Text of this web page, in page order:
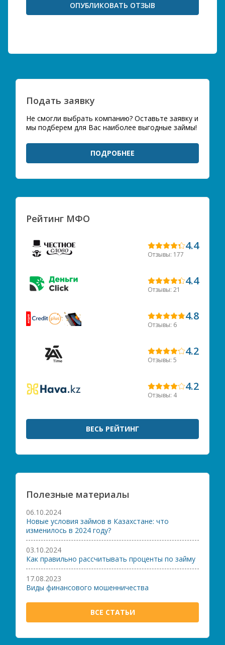
Подать заявку
Не смогли выбрать компанию? Оставьте заявку и
мы подберем для Вас наиболее выгодные займы!
ПОДРОБНЕЕ
Рейтинг МФО
4.4
Отзывы: 177
4.4
Отзывы: 21
4.8
Отзывы: 6
4.2
Отзывы: 5
4.2
Отзывы: 4
ВЕСЬ РЕЙТИНГ
Полезные материалы
06.10.2024
Новые условия займов в Казахстане: что
изменилось в 2024 году?
03.10.2024
Как правильно рассчитывать проценты по займу
17.08.2023
Виды финансового мошенничества
ВСЕ СТАТЬИ